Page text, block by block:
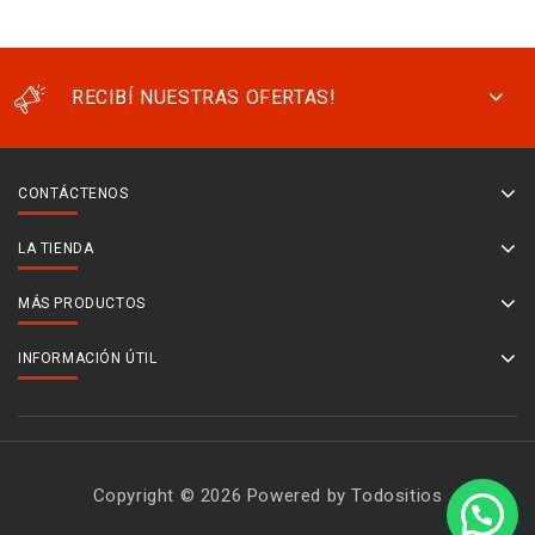
RECIBÍ NUESTRAS OFERTAS!
CONTÁCTENOS
LA TIENDA
MÁS PRODUCTOS
INFORMACIÓN ÚTIL
Copyright © 2026 Powered by Todositios